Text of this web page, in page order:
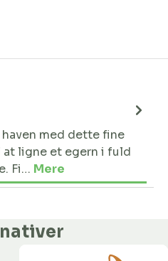
med dette fine
ligne et egern i fuld
Fi… Mere